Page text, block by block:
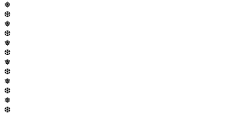
❅
❆
❅
❆
❅
❆
❅
❆
❅
❆
❅
❆